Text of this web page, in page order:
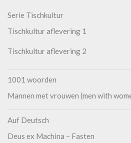
Serie Tischkultur
Tischkultur aflevering 1
Tischkultur aflevering 2
1001 woorden
Mannen met vrouwen (men with
Auf Deutsch
Deus ex Machina – Fasten